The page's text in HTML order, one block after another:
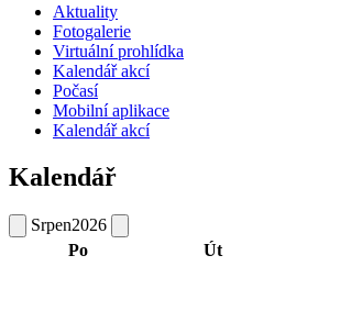
Aktuality
Fotogalerie
Virtuální prohlídka
Kalendář akcí
Počasí
Mobilní aplikace
Kalendář akcí
Kalendář
Srpen2026
Po
Út